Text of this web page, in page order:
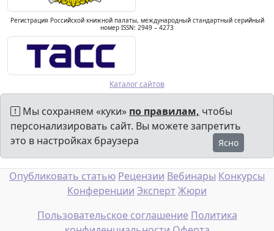
Регистрация Российской книжной палаты, международный стандартный серийный
номер ISSN: 2949 – 4273
Каталог сайтов
Мы сохраняем «куки» по правилам, чтобы
персонализировать сайт. Вы можете запретить
это в настройках браузера
Ясно
Опубликовать статью Рецензии Вебинары Конкурсы
Конференции ЭкспертЖюри
Пользовательское соглашение Политика